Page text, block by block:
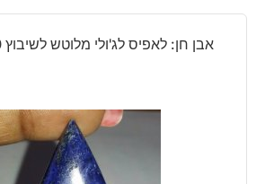
אבן חן: לאפיס לג'ולי מלוטש לשיבוץ 44.40 קרט